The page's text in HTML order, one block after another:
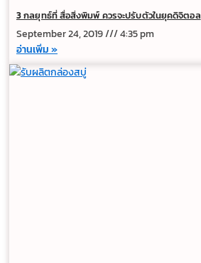
3 กลยุทธ์ที่ สื่อสิ่งพิมพ์ ควรจะปรับตัวในยุคดิจิตอล
September 24, 2019
4:35 pm
อ่านเพิ่ม »